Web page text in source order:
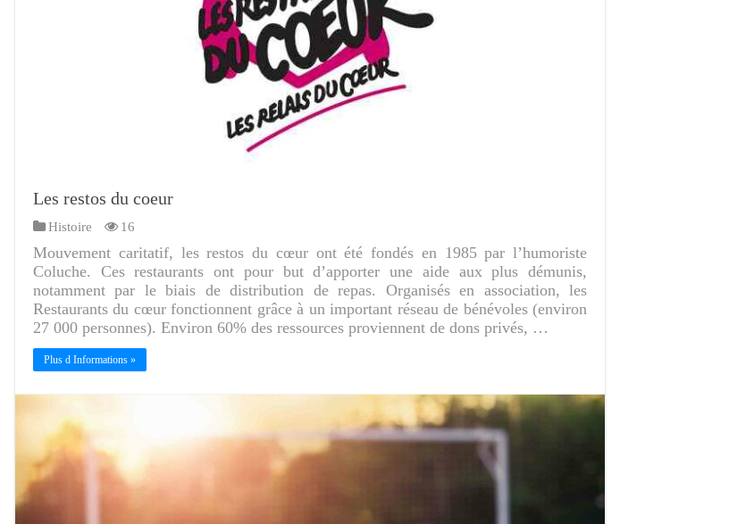
Les restos du coeur
Histoire 16
Mouvement caritatif, les restos du cœur ont été fondés en 1985 par l’humoriste
Coluche. Ces restaurants ont pour but d’apporter une aide aux plus démunis,
notamment par le biais de distribution de repas. Organisés en association, les
Restaurants du cœur fonctionnent grâce à un important réseau de bénévoles (environ
27 000 personnes). Environ 60% des ressources proviennent de dons privés, …
Plus d Informations »